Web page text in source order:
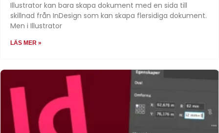
Illustrator kan bara skapa dokument med en sida till
skillnad från InDesign som kan skapa flersidiga dokument.
Men i Illustrator
LÄS MER »